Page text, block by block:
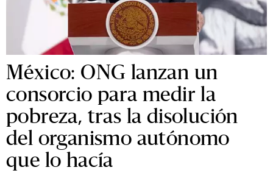
México: ONG lanzan un
consorcio para medir la
pobreza, tras la disolución
del organismo autónomo
que lo hacía